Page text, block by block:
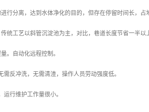
行分离，达到水体净化的目的，但存在停留时间长，
统工艺以斜管沉淀池为主，对比，巷道长度节省一半
。自动化远程控制。
反冲洗，无需清渣，操作人员劳动强度低。
行维护工作量很小。